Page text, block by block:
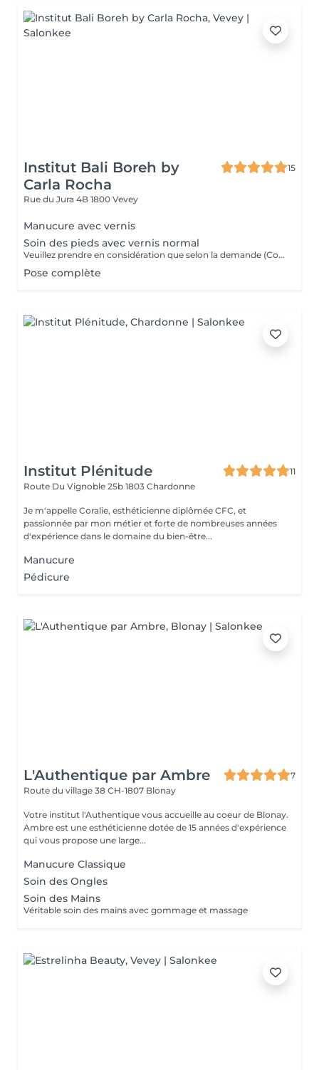
Institut Bali Boreh by
Carla Rocha
15
Rue du Jura 4B 1800 Vevey
Manucure avec vernis
Soin des pieds avec vernis normal
Veuillez prendre en considération que selon la demande (Complexité, Longueur etc...), le prix peut évoluer. N'hésitez pas à m'appeler pour plus de renseignements.
Pose complète
Institut Plénitude
11
Route Du Vignoble 25b 1803 Chardonne
Je m'appelle Coralie, esthéticienne diplômée CFC, et
passionnée par mon métier et forte de nombreuses années
d'expérience dans le domaine du bien-être...
Manucure
Pédicure
L'Authentique par Ambre
7
Route du village 38 CH-1807 Blonay
Votre institut l'Authentique vous accueille au coeur de Blonay.
Ambre est une esthéticienne dotée de 15 années d'expérience
qui vous propose une large...
Manucure Classique
Soin des Ongles
Soin des Mains
Véritable soin des mains avec gommage et massage